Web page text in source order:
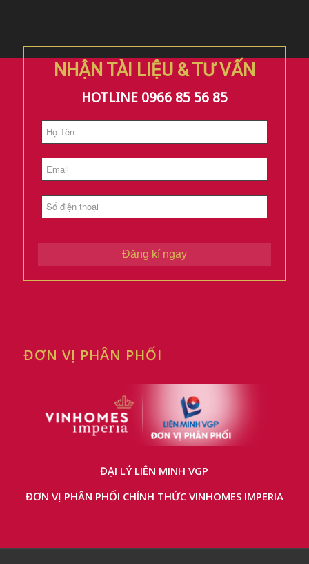
NHẬN TÀI LIỆU & TƯ VẤN
HOTLINE 0966 85 56 85
Đăng kí ngay
ĐƠN VỊ PHÂN PHỐI
ĐẠI LÝ LIÊN MINH VGP
ĐƠN VỊ PHÂN PHỐI CHÍNH THỨC VINHOMES IMPERIA